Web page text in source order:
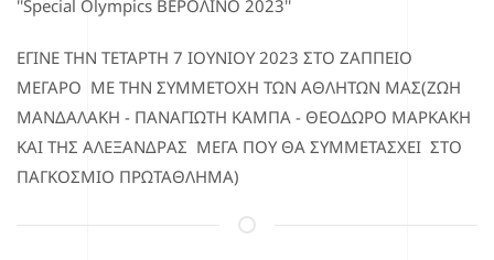
''Special Olympics ΒΕΡΟΛΙΝΟ 2023''
ΕΓΙΝΕ ΤΗΝ ΤΕΤΑΡΤΗ 7 ΙΟΥΝΙΟΥ 2023 ΣΤΟ ΖΑΠΠΕΙΟ
ΜΕΓΑΡΟ ΜΕ ΤΗΝ ΣΥΜΜΕΤΟΧΗ ΤΩΝ ΑΘΛΗΤΩΝ ΜΑΣ(ΖΩΗ
ΜΑΝΔΑΛΑΚΗ - ΠΑΝΑΓΙΩΤΗ ΚΑΜΠΑ - ΘΕΟΔΩΡΟ ΜΑΡΚΑΚΗ
ΚΑΙ ΤΗΣ ΑΛΕΞΑΝΔΡΑΣ ΜΕΓΑ ΠΟΥ ΘΑ ΣΥΜΜΕΤΑΣΧΕΙ ΣΤΟ
ΠΑΓΚΟΣΜΙΟ ΠΡΩΤΑΘΛΗΜΑ)